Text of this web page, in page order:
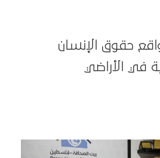
حقوق الإنسان
في الأراضي